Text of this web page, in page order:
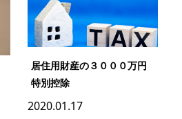
居住用財産の３０００万円
特別控除
2020.01.17